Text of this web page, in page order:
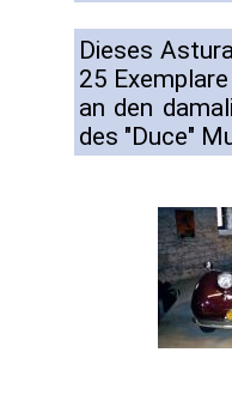
Dieses
25
an den
des "Duce"